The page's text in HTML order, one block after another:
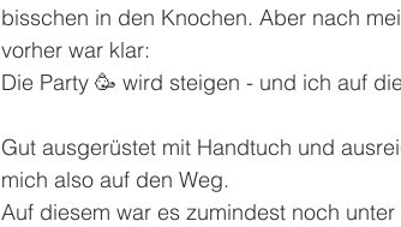
bisschen in den Knochen. Aber nach
vorher war klar:
Die Party 🥳 wird steigen - und ich auf
Gut ausgerüstet mit Handtuch und
mich also auf den Weg.
Auf diesem war es zumindest noch